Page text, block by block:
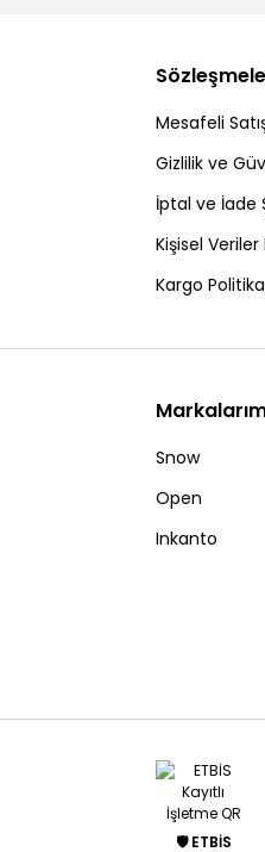
Mesafeli
Gizlilik ve
İptal ve İade
Kişisel Veriler
Kargo
Snow
Open
Inkanto
🛡️ ETBİS